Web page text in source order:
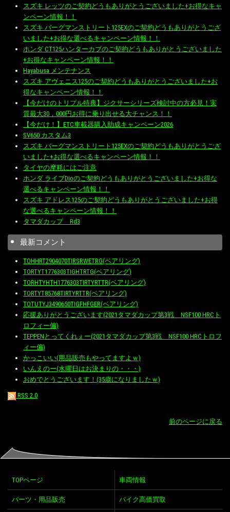
スズキ レッツのご契約どうもありがとうございました+お得なキャ
ンペーン情報！！
スズキ バーグマンストリート125EXのご契約どうもありがとうござ
いました+お得な選べるキャンペーン情報！！
ホンダ CT125ハンターカブのご契約どうもありがとうございました
+お得なキャンペーン情報！！
Hayabusa メンテナンス
スズキ アヴェニス125のご契約どうもありがとうございました+お
得なキャンペーン情報！！
【今だけのトリプル特典】ジクサーシリーズ検討中の方必見！実
質最大30，000円お得に乗り出せる大チャンス！！
【今だけ！】ETC車載器購入助成キャンペーン2026
SV650 カスタム3
スズキ バーグマンストリート125EXのご契約どうもありがとうござ
いました+お得な選べるキャンペーン情報！！
タイヤの摩耗にはご注意
ホンダ ライブDioのご契約どうもありがとうございました+お得な
選べるキャンペーン情報！！
スズキ アドレス125のご契約どうもありがとうございました+お得
な選べるキャンペーン情報！！
タマダカップ Rd3
最新コメント
TOHHRT2904070TIRSRWETRG(ベアリング)
TORTYT1776303TIGHTRTG(ベアリング)
TORHTYHTH1776303TIRTYRTTR(ベアリング)
TORTYT85768TIRTYRTTR(ベアリング)
TOTUTYJ3490650TIGFHFGER(ベアリング)
応援ありがとうございます(2021タマダカップ第3戦 NSF100 HRCト
ロフィー偏)
TEPPENとってくれぇー(2021タマダカップ第3戦 NSF100 HRCトロフ
ィー偏)
かっこいい(用品販売もやってますよｗ)
いんえのー(水曜日はお決まりの・・・)
おめでとうございます！(35歳になりましたｗ)
RSS 2.0
前のページに戻る
TOPページ 車両情報
パーツ・用品販売 バイク高価買取